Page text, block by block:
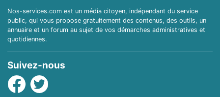
Nos-services.com est un média citoyen, indépendant du service
public, qui vous propose gratuitement des contenus, des outils, un
annuaire et un forum au sujet de vos démarches administratives et
quotidiennes.
Suivez-nous
Facebook
Twitter